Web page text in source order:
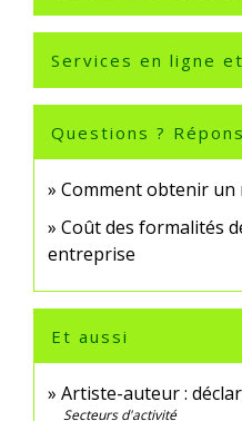
Services en ligne
Questions ?
Comment obtenir un
Coût des formalités
entreprise
Et aussi
Artiste-auteur :
Secteurs d'activité